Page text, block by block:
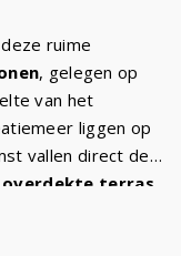
ruime
, gelegen op
van het
liggen op
vallen direct de
overdekte terras